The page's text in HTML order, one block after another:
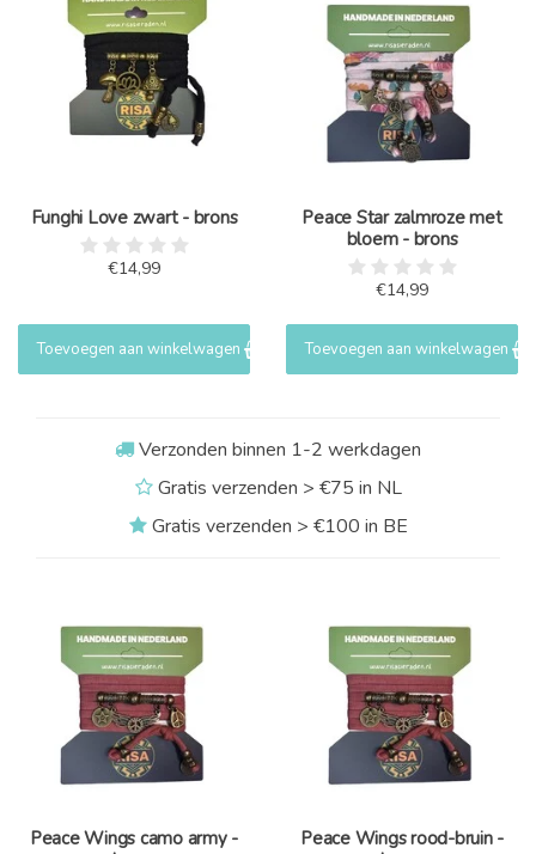
Funghi Love zwart - brons
€14,99
Toevoegen aan winkelwagen
Peace Star zalmroze met
bloem - brons
€14,99
Toevoegen aan winkelwagen
Verzonden binnen 1-2 werkdagen
Gratis verzenden > €75 in NL
Gratis verzenden > €100 in BE
Peace Wings camo army -
Peace Wings rood-bruin -